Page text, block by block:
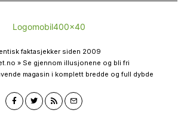
faktasjekker siden 2009
» Se gjennom illusjonene og bli fri
magasin i komplett bredde og full dybde